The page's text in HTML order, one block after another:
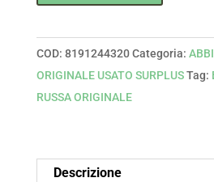
PILOTKA
ORIGINALE
(senza
stemma)
COD: 8191244320 Categoria:
ORIGINALE USATO SURPLUS Tag:
RUSSA ORIGINALE
Descrizione